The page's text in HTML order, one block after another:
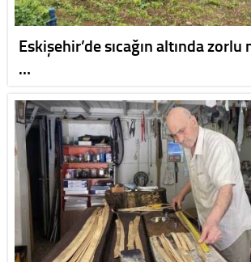
Eskişehir’de sıcağın altında zorlu
…